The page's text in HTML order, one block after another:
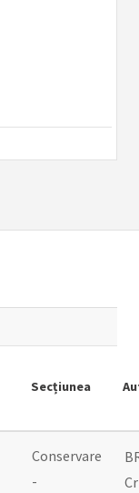
Secțiunea
Conservare
-